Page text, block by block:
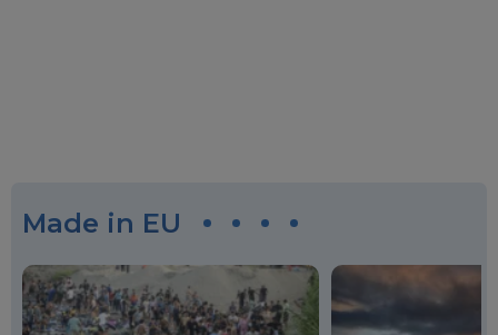
Made in EU